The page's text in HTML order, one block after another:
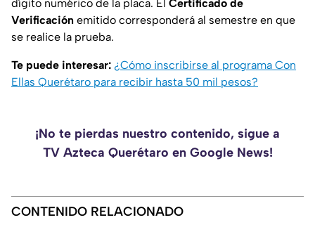
dígito numérico de la placa. El Certificado de
Verificación emitido corresponderá al semestre en que
se realice la prueba.
Te puede interesar: ¿Cómo inscribirse al programa Con
Ellas Querétaro para recibir hasta 50 mil pesos?
¡No te pierdas nuestro contenido, sigue a
TV Azteca Querétaro en Google News!
CONTENIDO RELACIONADO